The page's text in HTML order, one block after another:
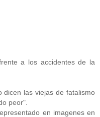
a los accidentes de la
dicen las viejas de fatalismo
peor".
en imagenes en